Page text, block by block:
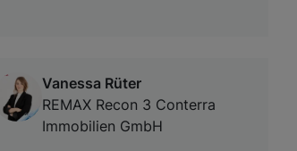
Vanessa Rüter
REMAX Recon 3 Conterra
Immobilien GmbH